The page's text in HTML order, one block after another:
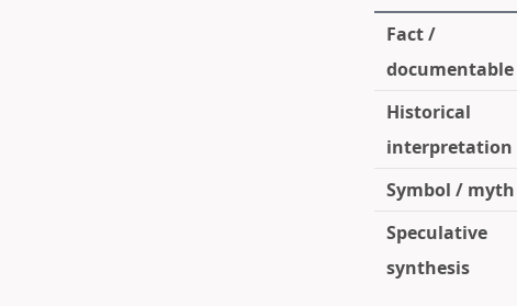
Fact /
documentable
Historical
interpretation
Symbol / myth
Speculative
synthesis